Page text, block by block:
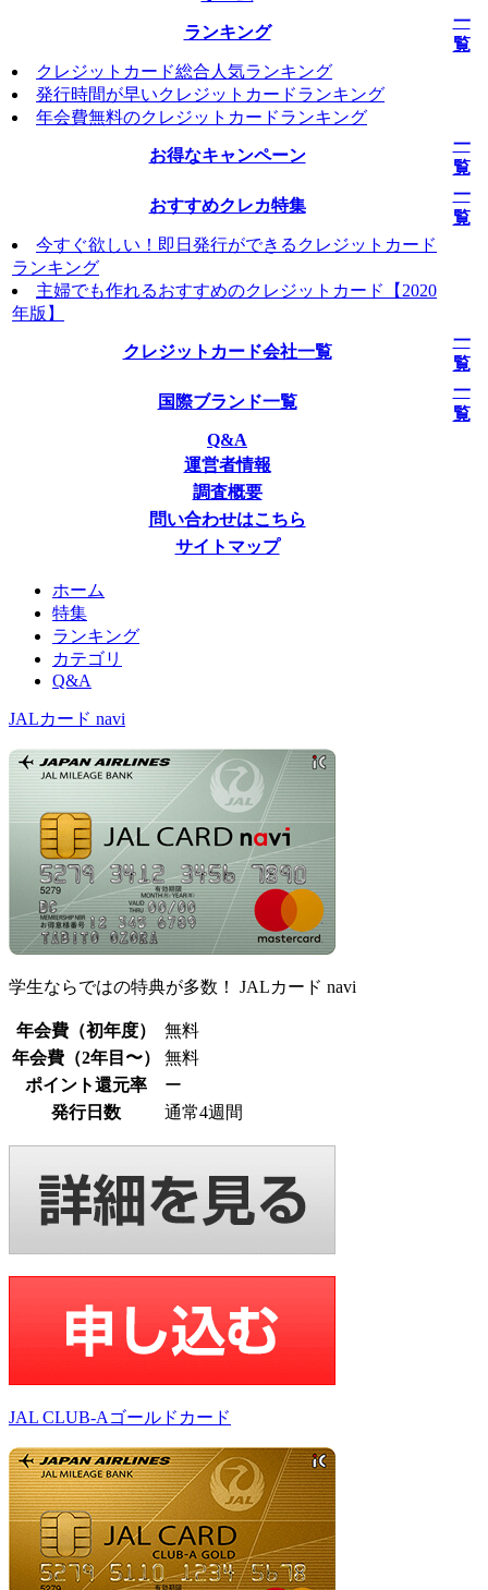
ランキング
一
覧
クレジットカード総合人気ランキング
発行時間が早いクレジットカードランキング
年会費無料のクレジットカードランキング
お得なキャンペーン
一
覧
おすすめクレカ特集
一
覧
今すぐ欲しい！即日発行ができるクレジットカード
ランキング
主婦でも作れるおすすめのクレジットカード【2020
年版】
クレジットカード会社一覧
一
覧
国際ブランド一覧
一
覧
Q&A
運営者情報
調査概要
問い合わせはこちら
サイトマップ
ホーム
特集
ランキング
カテゴリ
Q&A
JALカード navi
学生ならではの特典が多数！ JALカード navi
年会費（初年度）
無料
年会費（2年目〜）
無料
ポイント還元率
ー
発行日数
通常4週間
JAL CLUB-Aゴールドカード